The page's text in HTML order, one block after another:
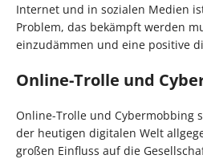
Internet und in sozialen Medien
Problem, das bekämpft werden
einzudämmen und eine positive
Online-Trolle und
Online-Trolle und Cybermobbing
der heutigen digitalen Welt
großen Einfluss auf die